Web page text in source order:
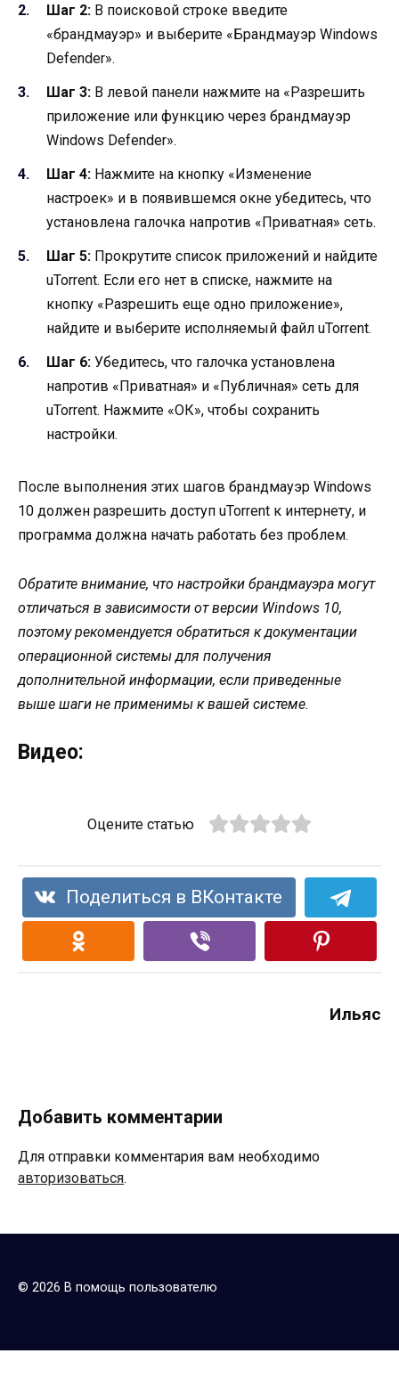
Шаг 2: В поисковой строке введите
«брандмауэр» и выберите «Брандмауэр Windows
Defender».
Шаг 3: В левой панели нажмите на «Разрешить
приложение или функцию через брандмауэр
Windows Defender».
Шаг 4: Нажмите на кнопку «Изменение
настроек» и в появившемся окне убедитесь, что
установлена галочка напротив «Приватная» сеть.
Шаг 5: Прокрутите список приложений и найдите
uTorrent. Если его нет в списке, нажмите на
кнопку «Разрешить еще одно приложение»,
найдите и выберите исполняемый файл uTorrent.
Шаг 6: Убедитесь, что галочка установлена
напротив «Приватная» и «Публичная» сеть для
uTorrent. Нажмите «ОК», чтобы сохранить
настройки.
После выполнения этих шагов брандмауэр Windows
10 должен разрешить доступ uTorrent к интернету, и
программа должна начать работать без проблем.
Обратите внимание, что настройки брандмауэра могут
отличаться в зависимости от версии Windows 10,
поэтому рекомендуется обратиться к документации
операционной системы для получения
дополнительной информации, если приведенные
выше шаги не применимы к вашей системе.
Видео:
Оцените статью
Поделиться в ВКонтакте
Ильяс
Добавить комментарии
Для отправки комментария вам необходимо
авторизоваться.
© 2026 В помощь пользователю